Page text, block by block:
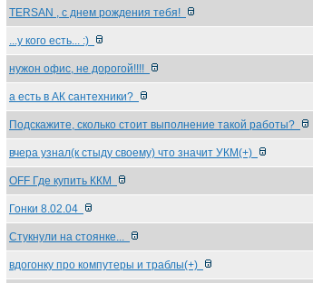
TERSAN , с днем рождения тебя!
...у кого есть... :)
нужон офис, не дорогой!!!!
а есть в АК сантехники?
Подскажите, сколько стоит выполнение такой работы?
вчера узнал(к стыду своему) что значит УКМ(+)
ОFF Где купить ККМ
Гонки 8.02.04
Стукнули на стоянке...
вдогонку про компутеры и траблы(+)